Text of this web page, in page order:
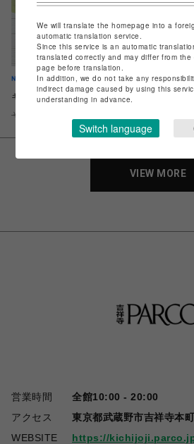
キャンブリックボイル刺繍シャツ
￥7,590
VIEW MORE
営業時間
全館10:00 - 20:00
アクセス
東京都武蔵野市吉祥寺本
WEBSITE
https://
We will translate the homepage into a
automatic translation service.
Since this service is an automatic
translated correctly and may differ from
page before translation.
In addition, we do not take any
indirect damage caused by using this
understanding in advance.
Switch language